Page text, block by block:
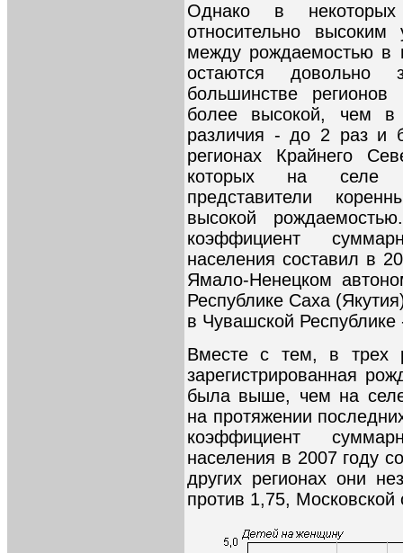
Однако в
относительно
между рождаемостью в
остаются
большинстве
более высокой, чем
различия - до 2 раз и
регионах Крайнего
которых на селе
представители
высокой
коэффициент
населения составил в
Ямало-Ненецком
Республике Саха
в Чувашской
Вместе с тем, в трех
зарегистрированная
была выше, чем на
на протяжении
коэффициент
населения в 2007 году
других регионах они
против 1,75,